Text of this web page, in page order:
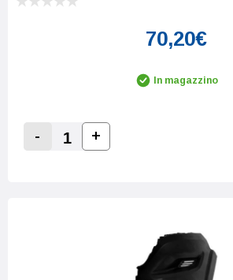
70,20€
In magazzino
Decrease Quantity:
-
Increase Quantity:
+